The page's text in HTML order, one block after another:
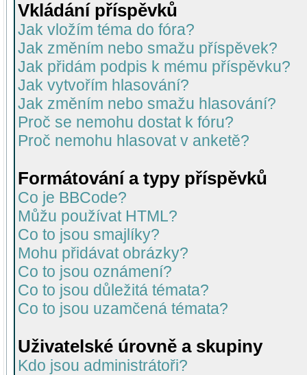
Vkládání příspěvků
Jak vložím téma do fóra?
Jak změním nebo smažu příspěvek?
Jak přidám podpis k mému příspěvku?
Jak vytvořím hlasování?
Jak změním nebo smažu hlasování?
Proč se nemohu dostat k fóru?
Proč nemohu hlasovat v anketě?
Formátování a typy příspěvků
Co je BBCode?
Můžu používat HTML?
Co to jsou smajlíky?
Mohu přidávat obrázky?
Co to jsou oznámení?
Co to jsou důležitá témata?
Co to jsou uzamčená témata?
Uživatelské úrovně a skupiny
Kdo jsou administrátoři?